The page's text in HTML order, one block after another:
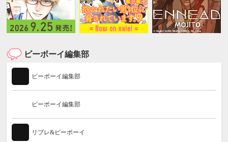
ビーボーイ編集部
ビーボーイ編集部
ビーボーイ編集部
リブレ&ビーボーイ